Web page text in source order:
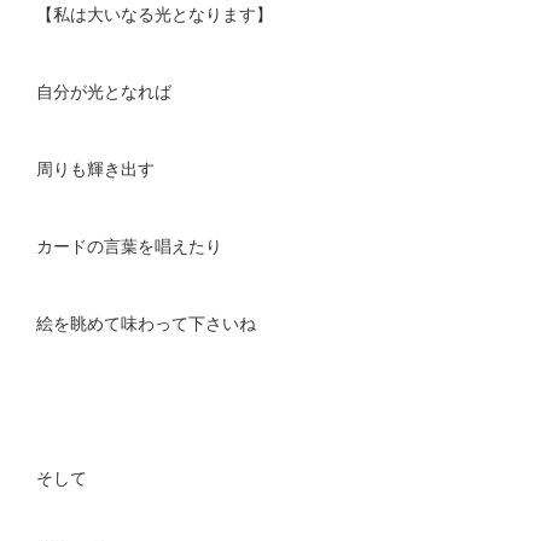
【私は大いなる光となります】
自分が光となれば
周りも輝き出す
カードの言葉を唱えたり
絵を眺めて味わって下さいね
そして